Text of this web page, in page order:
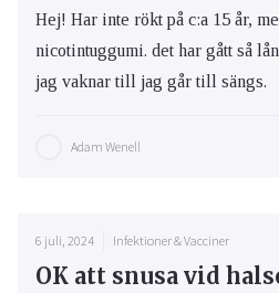
Hej! Har inte rökt på c:a 15 år,
nicotintuggumi. det har gått så
jag vaknar till jag går till sängs.
Adam Wenell
6 juli, 2024 Infektioner & Vacciner
OK att snusa vid